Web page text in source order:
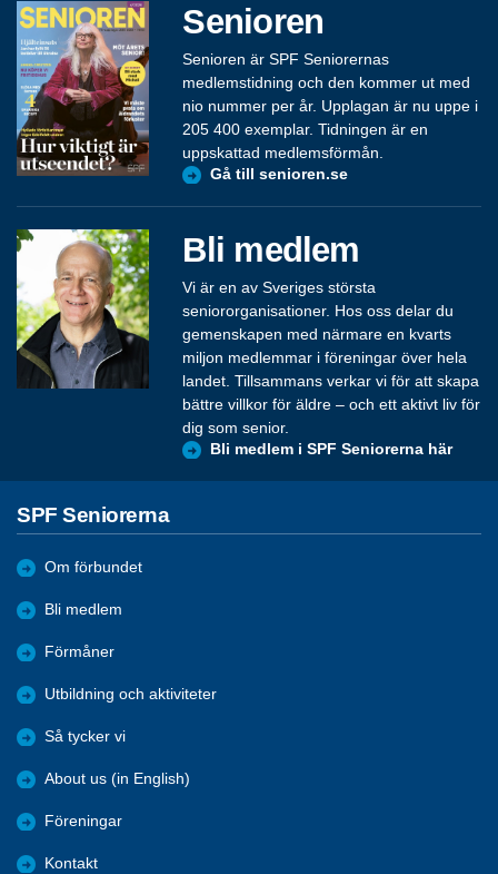
Senioren
Senioren är SPF Seniorernas
medlemstidning och den kommer ut med
nio nummer per år. Upplagan är nu uppe i
205 400 exemplar. Tidningen är en
uppskattad medlemsförmån.
Gå till senioren.se
Bli medlem
Vi är en av Sveriges största
seniororganisationer. Hos oss delar du
gemenskapen med närmare en kvarts
miljon medlemmar i föreningar över hela
landet. Tillsammans verkar vi för att skapa
bättre villkor för äldre – och ett aktivt liv för
dig som senior.
Bli medlem i SPF Seniorerna här
SPF Seniorerna
Om förbundet
Bli medlem
Förmåner
Utbildning och aktiviteter
Så tycker vi
About us (in English)
Föreningar
Kontakt